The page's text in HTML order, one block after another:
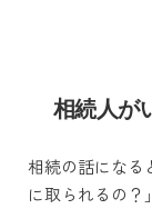
相続人が
相続の話になる
に取られるの